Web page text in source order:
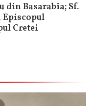
din Basarabia; Sf.
Cretei